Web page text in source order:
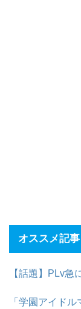
オススメ記事
【話題】PLv急
「学園アイド